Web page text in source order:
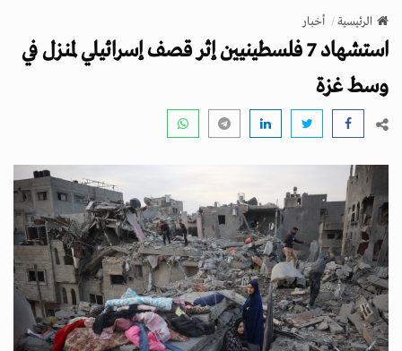
v
g
n
الرئيسية أخبار
استشهاد 7 فلسطينيين إثر قصف إسرائيلي لمنزل في
وسط غزة